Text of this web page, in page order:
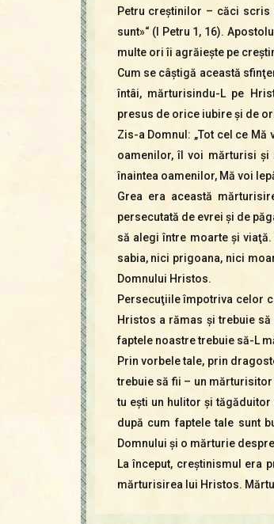
Petru creştinilor – căci scris
sunt»“ (I Petru 1, 16).
multe ori îi agrăieşte pe
Cum se câştigă această
întâi, mărturisindu-L pe
presus de orice iubire şi de
Zis-a Domnul: „Tot cel ce
oamenilor, îl voi mărturisi şi
înaintea oamenilor, Mă voi
Grea era această
persecutată de evrei şi de
să alegi între moarte şi
sabia, nici prigoana, nici
Domnului Hristos.
Persecuţiile împotriva celor
Hristos a rămas şi trebuie
faptele noastre trebuie să-L
Prin vorbele tale, prin
trebuie să fii – un
tu eşti un hulitor şi
după cum faptele tale sunt
Domnului şi o mărturie
La început, creştinismul era
mărturisirea lui Hristos.